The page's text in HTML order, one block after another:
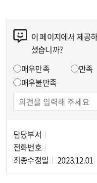
이 페이지에서 제공
셨습니까?
매우만족 만족
매우불만족
담당부서
전화번호
최종수정일
2023.12.01